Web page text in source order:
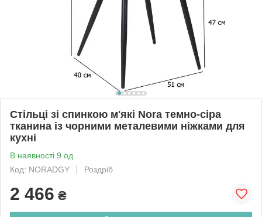
Стільці зі спинкою м'які Nora темно-сіра
тканина із чорними металевими ніжками для
кухні
В наявності 9 од.
Код: NORADGY
Роздріб
2 466 ₴